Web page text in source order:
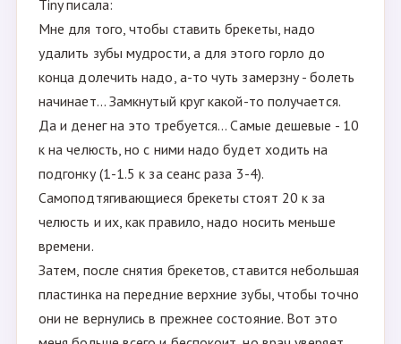
Tiny писала:
Мне для того, чтобы ставить брекеты, надо
удалить зубы мудрости, а для этого горло до
конца долечить надо, а-то чуть замерзну - болеть
начинает... Замкнутый круг какой-то получается.
Да и денег на это требуется... Самые дешевые - 10
к на челюсть, но с ними надо будет ходить на
подгонку (1-1.5 к за сеанс раза 3-4).
Самоподтягивающиеся брекеты стоят 20 к за
челюсть и их, как правило, надо носить меньше
времени.
Затем, после снятия брекетов, ставится небольшая
пластинка на передние верхние зубы, чтобы точно
они не вернулись в прежнее состояние. Вот это